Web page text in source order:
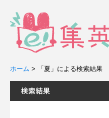
ホーム > 「夏」による検索結果